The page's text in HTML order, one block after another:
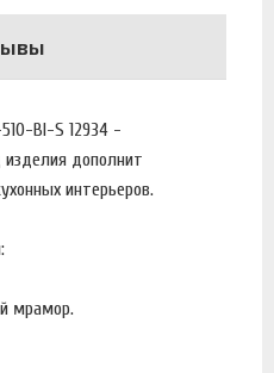
Bl-S 12934 -
дополнит
интерьеров.
мрамор.